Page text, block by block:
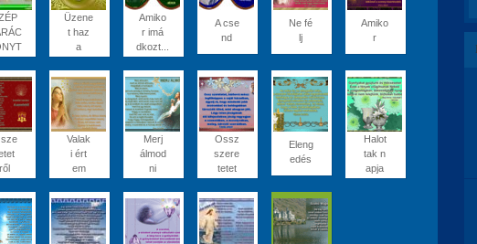
Üzene
t haz
a
Amiko
r imá
dkozt...
A cse
nd
Ne fé
lj
Amiko
r
sze
ről
Valak
i ért
em
Merj
álmod
ni
Ossz
szere
tetet
Eleng
edés
Halot
tak n
apja